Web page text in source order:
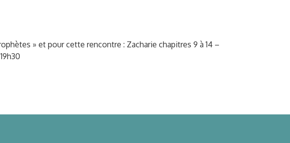
» et pour cette rencontre : Zacharie chapitres 9 à 14 –